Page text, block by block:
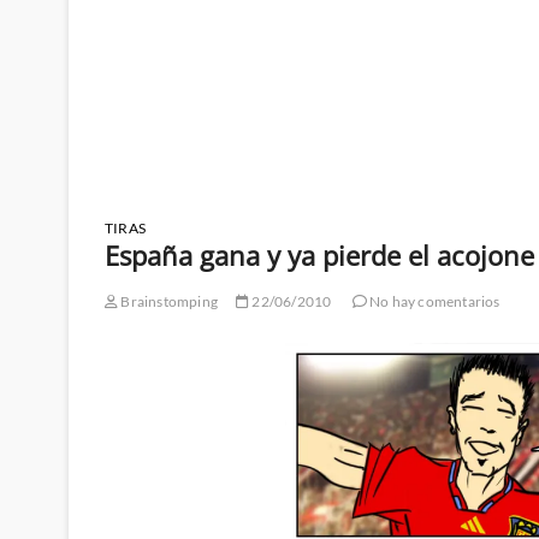
TIRAS
España gana y ya pierde el acojone
Brainstomping 22/06/2010 No hay comentarios